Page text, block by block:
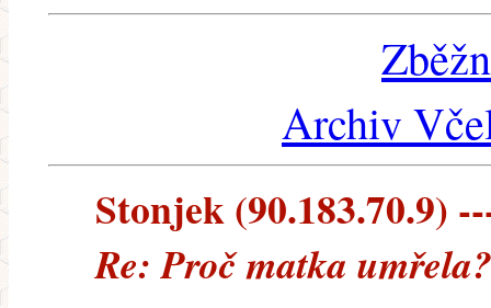
Archiv
Stonjek (90.183.70.9)
Re: Proč matka umřela?